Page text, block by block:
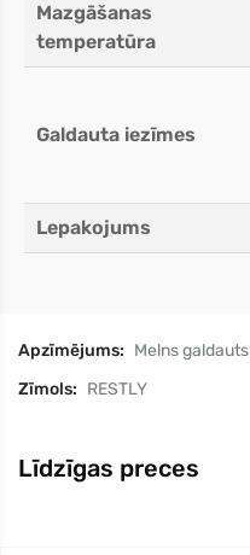
Mazgāšanas
temperatūra
Galdauta iezīmes
Lepakojums
Apzīmējums: Melns galdauts
Zīmols: RESTLY
Līdzīgas preces